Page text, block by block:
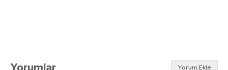
Yorumlar Yorum Ekle